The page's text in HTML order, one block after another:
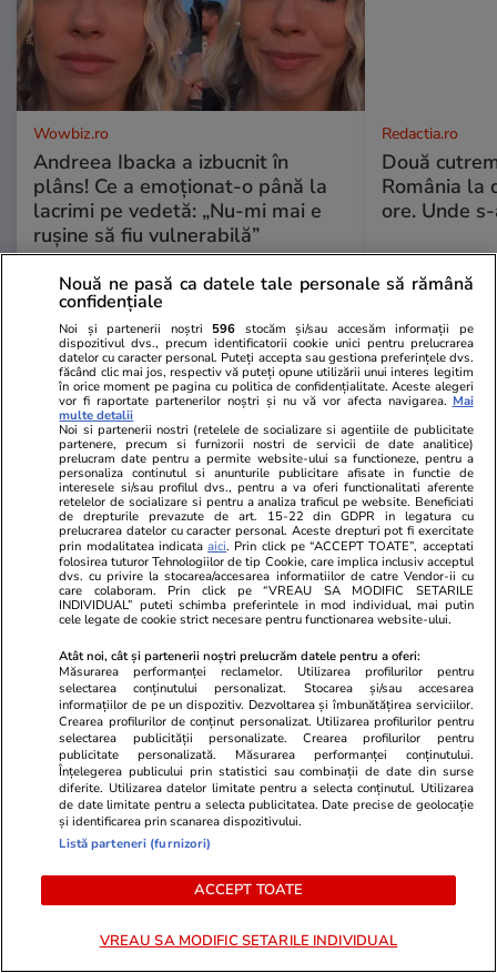
Wowbiz.ro
Andreea Ibacka a izbucnit în
plâns! Ce a emoționat-o până la
lacrimi pe vedetă: „Nu-mi mai e
rușine să fiu vulnerabilă”
Redactia.ro
Două
România la
ore. Unde
POLITIC
Politică 25 iul.
Mutarea prin care AUR, S.O.S. și
POT au făcut front comun în
opoziție împotriva legii care
permite Armatei să doboare
dronele neautorizate. CCR a
tranșat definitiv disputa
Politică 25 iul.
Cum a apărut Mirabela
Grădinaru la întâlnirea cu
președinta Indiei, Droupadi
Murmu, la Palatul Cotroceni.
Motivul pentru care a ales o
rochie galbenă
PARTENERI
Nouă ne pasă ca datele tale personale să rămână
confidențiale
Noi și partenerii noștri 596 stocăm și/sau accesăm informații pe
dispozitivul dvs., precum identificatorii cookie unici pentru prelucrarea
datelor cu caracter personal. Puteți accepta sau gestiona preferințele dvs.
făcând clic mai jos, respectiv vă puteți opune utilizării unui interes legitim
în orice moment pe pagina cu politica de confidențialitate. Aceste alegeri
vor fi raportate partenerilor noștri și nu vă vor afecta navigarea. Mai
multe detalii
Noi si partenerii nostri (retelele de socializare si agentiile de publicitate
partenere, precum si furnizorii nostri de servicii de date analitice)
prelucram date pentru a permite website-ului sa functioneze, pentru a
personaliza continutul si anunturile publicitare afisate in functie de
interesele si/sau profilul dvs., pentru a va oferi functionalitati aferente
retelelor de socializare si pentru a analiza traficul pe website. Beneficiati
de drepturile prevazute de art. 15-22 din GDPR in legatura cu
prelucrarea datelor cu caracter personal. Aceste drepturi pot fi exercitate
prin modalitatea indicataaici. Prin click pe “ACCEPT TOATE”, acceptati
folosirea tuturor Tehnologiilor de tip Cookie, care implica inclusiv acceptul
dvs. cu privire la stocarea/accesarea informatiilor de catre Vendor-ii cu
care colaboram. Prin click pe “VREAU SA MODIFIC SETARILE
INDIVIDUAL” puteti schimba preferintele in mod individual, mai putin
cele legate de cookie strict necesare pentru functionarea website-ului.
Atât noi, cât și partenerii noștri prelucrăm datele pentru a oferi:
Măsurarea performanței reclamelor. Utilizarea profilurilor pentru
selectarea conținutului personalizat. Stocarea și/sau accesarea
informațiilor de pe un dispozitiv. Dezvoltarea și îmbunătățirea serviciilor.
Crearea profilurilor de conținut personalizat. Utilizarea profilurilor pentru
selectarea publicității personalizate. Crearea profilurilor pentru
publicitate personalizată. Măsurarea performanței conținutului.
Înțelegerea publicului prin statistici sau combinații de date din surse
diferite. Utilizarea datelor limitate pentru a selecta conținutul. Utilizarea
de date limitate pentru a selecta publicitatea. Date precise de geolocație
și identificarea prin scanarea dispozitivului.
Listă parteneri (furnizori)
ACCEPT TOATE
VREAU SA MODIFIC SETARILE INDIVIDUAL